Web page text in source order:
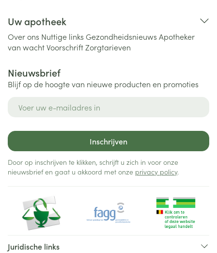
Uw apotheek
Over ons Nuttige links Gezondheidsnieuws Apotheker
van wachtVoorschriftZorgtarieven
Nieuwsbrief
Blijf op de hoogte van nieuwe producten en promoties
Inschrijven
Door op inschrijven te klikken, schrijft u zich in voor onze
nieuwsbrief en gaat u akkoord met onze privacy policy.
Juridische links